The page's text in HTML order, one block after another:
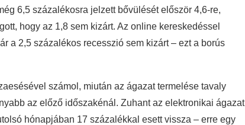
6,5 százalékosra jelzett bővülését először 4,6-re,
hogy az 1,8 sem kizárt. Az online kereskedéssel
a 2,5 százalékos recesszió sem kizárt – ezt a borús
számol, miután az ágazat termelése tavaly
az előző időszakénál. Zuhant az elektronikai ágazat
hónapjában 17 százalékkal esett vissza – erre egy